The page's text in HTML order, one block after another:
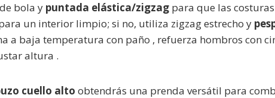
bola y puntada elástica/zigzag para que las
un interior limpio; si no, utiliza zigzag estrecho y
a baja temperatura con paño , refuerza hombros con
altura .
cuello alto obtendrás una prenda versátil para